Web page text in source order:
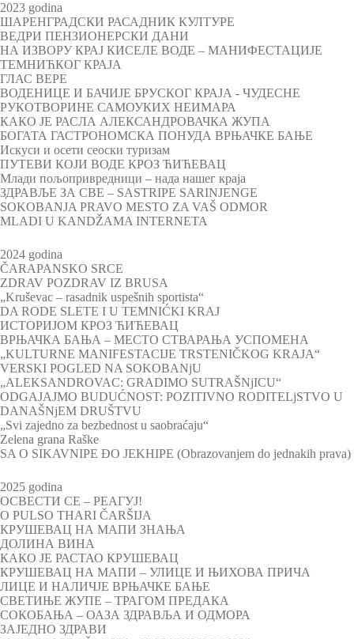
2023 godina
ШАРЕНГРАДСКИ РАСАДНИК КУЛТУРЕ
ВЕДРИ ПЕНЗИОНЕРСКИ ДАНИ
НА ИЗВОРУ КРАЈ КИСЕЛЕ ВОДЕ – МАНИФЕСТАЦИЈЕ
ТЕМНИЋКОГ КРАЈА
ГЛАС ВЕРЕ
ВОДЕНИЦЕ И БАЧИЈЕ БРУСКОГ КРАЈА - ЧУДЕСНЕ
РУКОТВОРИНЕ САМОУКИХ НЕИМАРА
КАКО ЈЕ РАСЛА АЛЕКСАНДРОВАЧКА ЖУПА
БОГАТА ГАСТРОНОМСКА ПОНУДА ВРЊАЧКЕ БАЊЕ
Искуси и осети сеоски туризам
ПУТЕВИ КОЈИ ВОДЕ КРОЗ ЋИЋЕВАЦ
Млади пољопривредници – нада нашег краја
ЗДРАВЉЕ ЗА СВЕ – SASTRIPE SARINJENGE
SOKOBANJA PRAVO MESTO ZA VAŠ ODMOR
MLADI U KANDŽAMA INTERNETA
2024 godina
ČARAPANSKO SRCE
ZDRAV POZDRAV IZ BRUSA
„Kruševac – rasadnik uspešnih sportista“
DA RODE SLETE I U TEMNIĆKI KRAJ
ИСТОРИЈОМ КРОЗ ЋИЋЕВАЦ
ВРЊАЧКА БАЊА – МЕСТО СТВАРАЊА УСПОМЕНА
„KULTURNE MANIFESTACIJE TRSTENIČKOG KRAJA“
VERSKI POGLED NA SOKOBANjU
„ALEKSANDROVAC: GRADIMO SUTRAŠNjICU“
ODGAJAJMO BUDUĆNOST: POZITIVNO RODITELjSTVO U
DANAŠNjEM DRUŠTVU
„Svi zajedno za bezbednost u saobraćaju“
Zelena grana Raške
SA O SIKAVNIPE ĐO JEKHIPE (Obrazovanjem do jednakih prava)
2025 godina
ОСВЕСТИ СЕ – РЕАГУЈ!
O PULSO THARI ČARŠIJA
КРУШЕВАЦ НА МАПИ ЗНАЊА
ДОЛИНА ВИНА
КАКО ЈЕ РАСТАО КРУШЕВАЦ
КРУШЕВАЦ НА МАПИ – УЛИЦЕ И ЊИХОВА ПРИЧА
ЛИЦЕ И НАЛИЧЈЕ ВРЊАЧКЕ БАЊЕ
СВЕТИЊЕ ЖУПЕ – ТРАГОМ ПРЕДАКА
СОКОБАЊА – ОАЗА ЗДРАВЉА И ОДМОРА
ЗАЈЕДНО ЗДРАВИ